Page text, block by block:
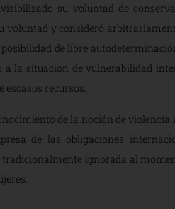
su voluntad de
voluntad y consideró
de libre autodeterminación
a la situación de vulnerabilidad
recursos.
de la noción de
de las obligaciones
ignorada al